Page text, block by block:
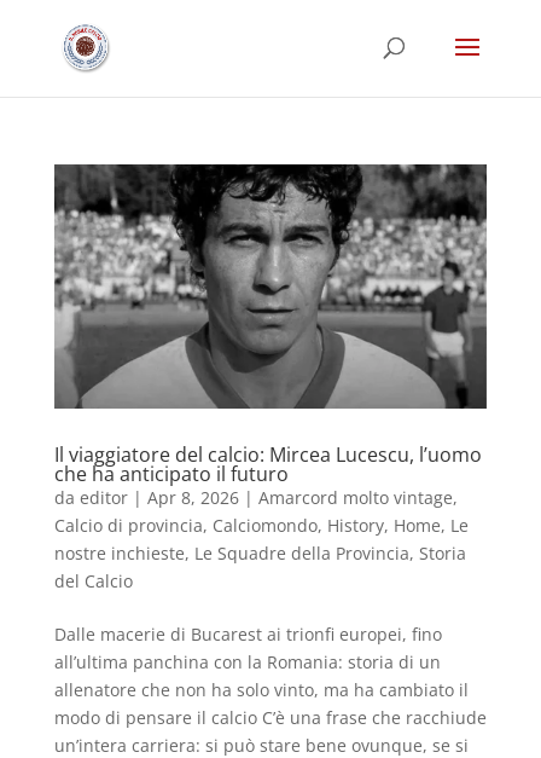
Il viaggiatore del calcio: Mircea Lucescu, l’uomo
che ha anticipato il futuro
da editor| Apr 8, 2026| Amarcord molto vintage,
Calcio di provincia, Calciomondo, History, Home, Le
nostre inchieste, Le Squadre della Provincia, Storia
del Calcio
Dalle macerie di Bucarest ai trionfi europei, fino
all’ultima panchina con la Romania: storia di un
allenatore che non ha solo vinto, ma ha cambiato il
modo di pensare il calcio C’è una frase che racchiude
un’intera carriera: si può stare bene ovunque, se si